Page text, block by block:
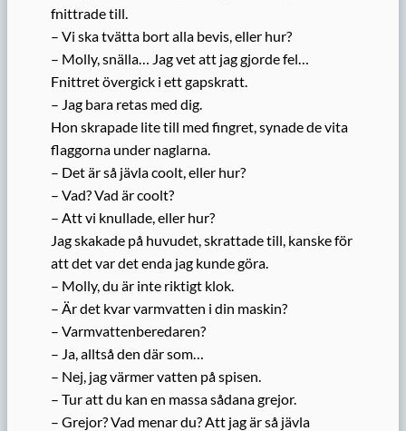
fnittrade till.
– Vi ska tvätta bort alla bevis, eller hur?
– Molly, snälla… Jag vet att jag gjorde fel…
Fnittret övergick i ett gapskratt.
– Jag bara retas med dig.
Hon skrapade lite till med fingret, synade de vita
flaggorna under naglarna.
– Det är så jävla coolt, eller hur?
– Vad? Vad är coolt?
– Att vi knullade, eller hur?
Jag skakade på huvudet, skrattade till, kanske för
att det var det enda jag kunde göra.
– Molly, du är inte riktigt klok.
– Är det kvar varmvatten i din maskin?
– Varmvattenberedaren?
– Ja, alltså den där som…
– Nej, jag värmer vatten på spisen.
– Tur att du kan en massa sådana grejor.
– Grejor? Vad menar du? Att jag är så jävla